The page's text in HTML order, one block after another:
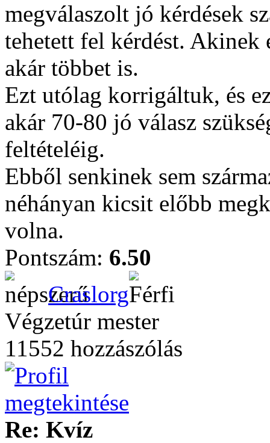
megválaszolt jó kérdések
tehetett fel kérdést. Akinek
akár többet is.
Ezt utólag korrigáltuk, és
akár 70-80 jó válasz
feltételéig.
Ebből senkinek sem
néhányan kicsit előbb
volna.
Pontszám: 6.50
Craslorg
Végzetúr mester
11552 hozzászólás
Re: Kvíz